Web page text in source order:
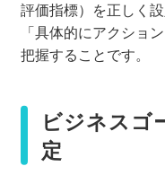
評価指標）を正しく
「具体的にアクショ
把握することです。
ビジネスゴ
定